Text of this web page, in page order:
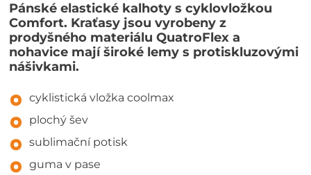
Pánské elastické kalhoty s cyklovložkou
Comfort. Kraťasy jsou vyrobeny z
prodyšného materiálu QuatroFlex a
nohavice mají široké lemy s protiskluzovými
nášivkami.
cyklistická vložka coolmax
plochý šev
sublimační potisk
guma v pase